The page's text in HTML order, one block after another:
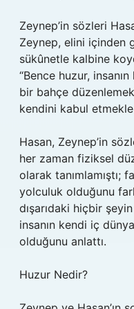
Zeynep’in sözleri
Zeynep, elini içinden
sükûnetle kalbine
“Bence huzur,
bir bahçe
kendini kabul etmekle
Hasan, Zeynep’in
her zaman fiziksel
olarak tanımlamıştı;
yolculuk olduğunu
dışarıdaki hiçbir
insanın kendi iç
olduğunu anlattı.
Huzur Nedir?